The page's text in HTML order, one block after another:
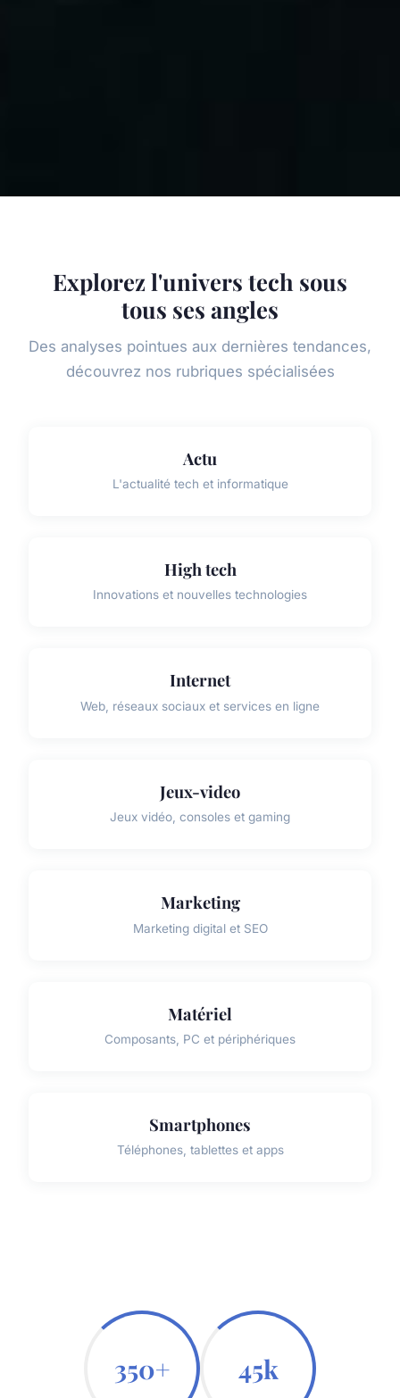
Explorez l'univers tech sous
tous ses angles
Des analyses pointues aux dernières tendances,
découvrez nos rubriques spécialisées
Actu
L'actualité tech et informatique
High tech
Innovations et nouvelles technologies
Internet
Web, réseaux sociaux et services en ligne
Jeux-video
Jeux vidéo, consoles et gaming
Marketing
Marketing digital et SEO
Matériel
Composants, PC et périphériques
Smartphones
Téléphones, tablettes et apps
350+ 45k